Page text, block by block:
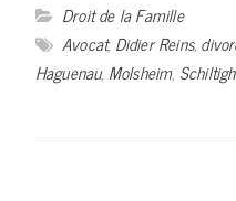
Droit de la Famille
Avocat, Didier Reins,
Haguenau, Molsheim,